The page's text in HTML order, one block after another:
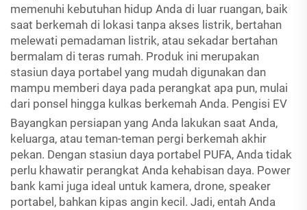
memenuhi kebutuhan hidup Anda di luar ruangan, baik
saat berkemah di lokasi tanpa akses listrik, bertahan
melewati pemadaman listrik, atau sekadar bertahan
bermalam di teras rumah. Produk ini merupakan
stasiun daya portabel yang mudah digunakan dan
mampu memberi daya pada perangkat apa pun, mulai
dari ponsel hingga kulkas berkemah Anda. Pengisi EV
Bayangkan persiapan yang Anda lakukan saat Anda,
keluarga, atau teman-teman pergi berkemah akhir
pekan. Dengan stasiun daya portabel PUFA, Anda tidak
perlu khawatir perangkat Anda kehabisan daya. Power
bank kami juga ideal untuk kamera, drone, speaker
portabel, bahkan kipas angin kecil. Jadi, entah Anda